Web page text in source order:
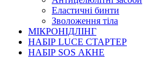
Еластичні бинти
Зволоження тіла
МІКРОНІДЛІНГ
НАБІР LUCE СТАРТЕР
НАБІР SOS АКНЕ